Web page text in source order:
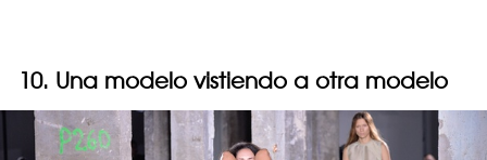
10. Una modelo vistiendo a otra modelo